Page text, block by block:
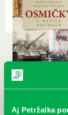
Aj Petržalka